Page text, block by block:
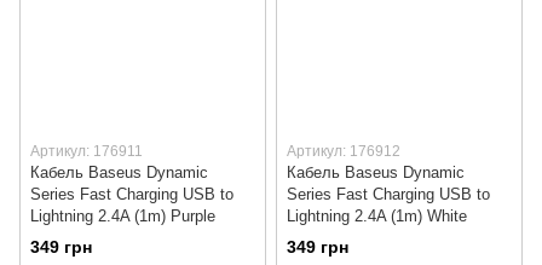
Артикул: 176911
Кабель Baseus Dynamic
Series Fast Charging USB to
Lightning 2.4A (1m) Purple
349 грн
Артикул: 176912
Кабель Baseus Dynamic
Series Fast Charging USB to
Lightning 2.4A (1m) White
349 грн